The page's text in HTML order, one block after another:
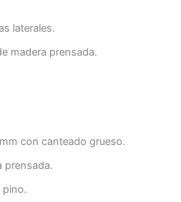
laterales.
madera prensada.
con canteado grueso.
prensada.
pino.